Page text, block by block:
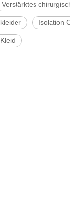
Verstärktes
Isolation